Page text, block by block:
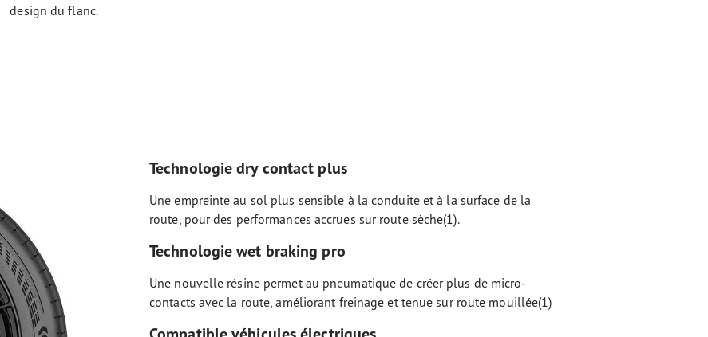
design du flanc.
Technologie dry contact plus
Une empreinte au sol plus sensible à la conduite et à la surface de la
route, pour des performances accrues sur route sèche(1).
Technologie wet braking pro
Une nouvelle résine permet au pneumatique de créer plus de micro-
contacts avec la route, améliorant freinage et tenue sur route mouillée(1)